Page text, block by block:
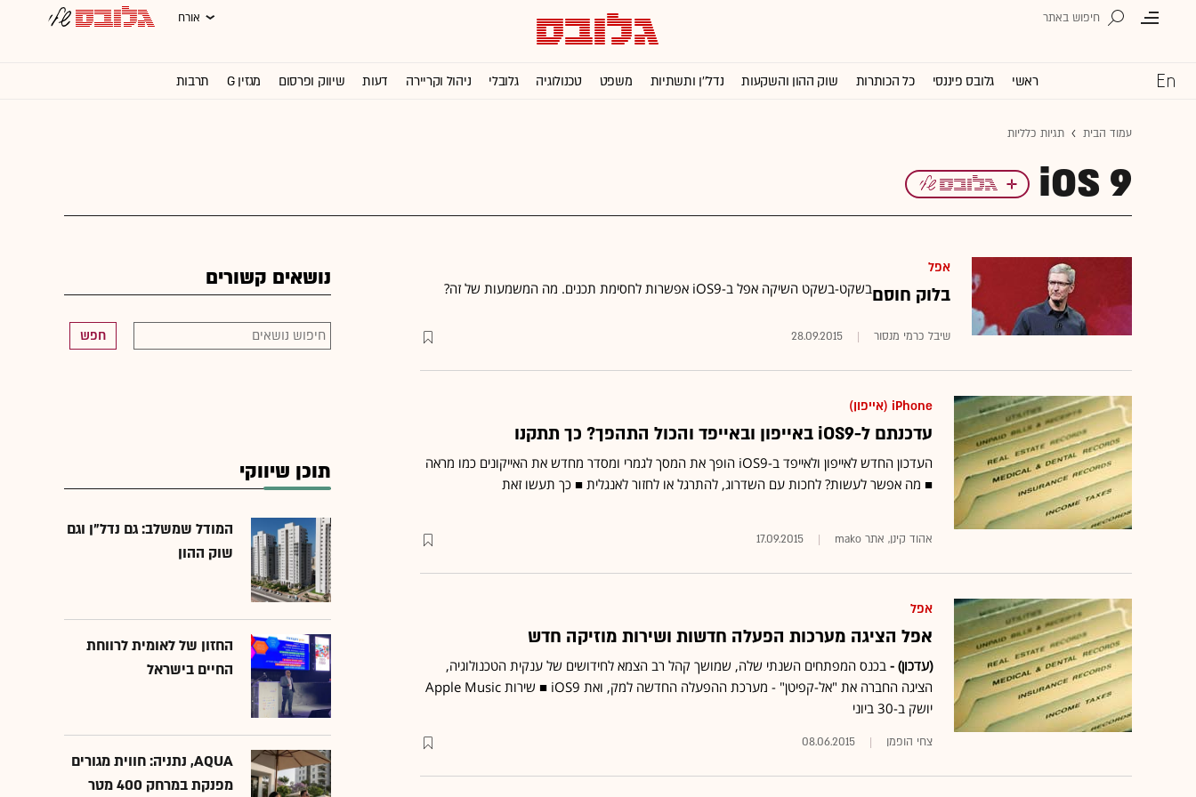
אורח
ראשי גלובס פיננסי כל הכותרות שוק ההון והשקעות נדל''ן ותשתיות משפט טכנולוגיה גלובלי ניהול וקריירה דעות שיווק ופרסום מגזין G תרבות
עמוד הבית תגיות כלליות
iOS 9
אפל
בלוק חוסםבשקט-בשקט השיקה אפל ב-iOS9 אפשרות לחסימת תכנים. מה המשמעות של זה?
שיבל כרמי מנסור 28.09.2015
iPhone (אייפון)
עדכנתם ל-iOS9 באייפון ובאייפד והכול התהפך? כך תתקנו
העדכון החדש לאייפון ולאייפד ב-iOS9 הופך את המסך לגמרי ומסדר מחדש את האייקונים כמו מראה
■ מה אפשר לעשות? לחכות עם השדרוג, להתרגל או לחזור לאנגלית ■ כך תעשו זאת
אהוד קינן, אתר mako 17.09.2015
אפל
אפל הציגה מערכות הפעלה חדשות ושירות מוזיקה חדש
(עדכון) - בכנס המפתחים השנתי שלה, שמושך קהל רב הצמא לחידושים של ענקית הטכנולוגיה,
הציגה החברה את "אל-קפיטן" - מערכת ההפעלה החדשה למק, ואת iOS9 ■ שירות Apple Music
יושק ב-30 ביוני
צחי הופמן 08.06.2015
נושאים קשורים
חפש
תוכן שיווקי
המודל שמשלב: גם נדל"ן וגם
שוק ההון
החזון של לאומית לרווחת
החיים בישראל
AQUA, נתניה: חווית מגורים
מפנקת במרחק 400 מטר